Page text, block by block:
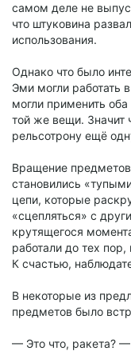
самом деле не
что штуковина
использования.
Однако что было
Эми могли работать
могли применить
той же вещи. Значит
рельсотрону ещё
Вращение
становились
цепи, которые
«сцепляться» с
крутящегося
работали до тех пор,
К счастью,
В некоторые из
предметов было
— Это что, ракета?